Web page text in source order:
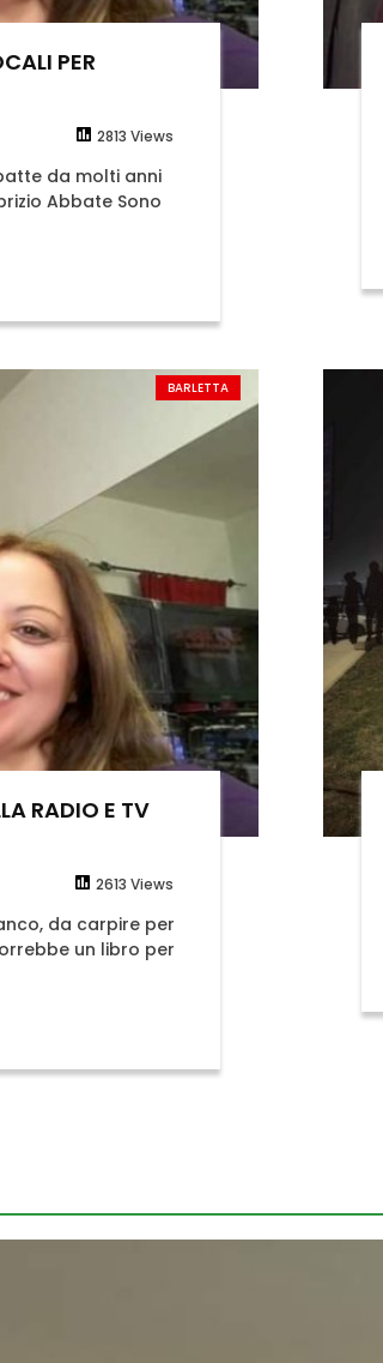
PER
2813 Views
da molti anni
Abbate Sono
BARLETTA
RADIO E TV
2613 Views
da carpire per
un libro per